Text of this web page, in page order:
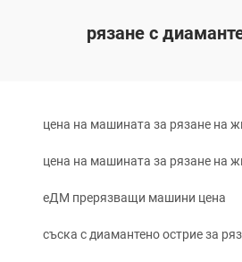
рязане с
цена на машината за рязане на
цена на машината за рязане на
еДМ прерязващи машини цена
съска с диамантено острие за